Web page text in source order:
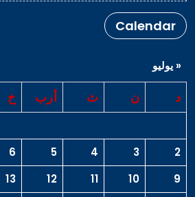
Calendar
د ن ث أرب خ
2
3
4
5
6
9
10
11
12
13
« يوليو